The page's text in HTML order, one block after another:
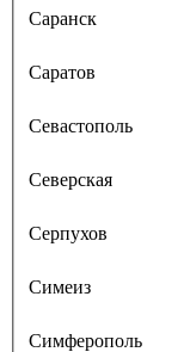
Саранск
Саратов
Севастополь
Северская
Серпухов
Симеиз
Симферополь